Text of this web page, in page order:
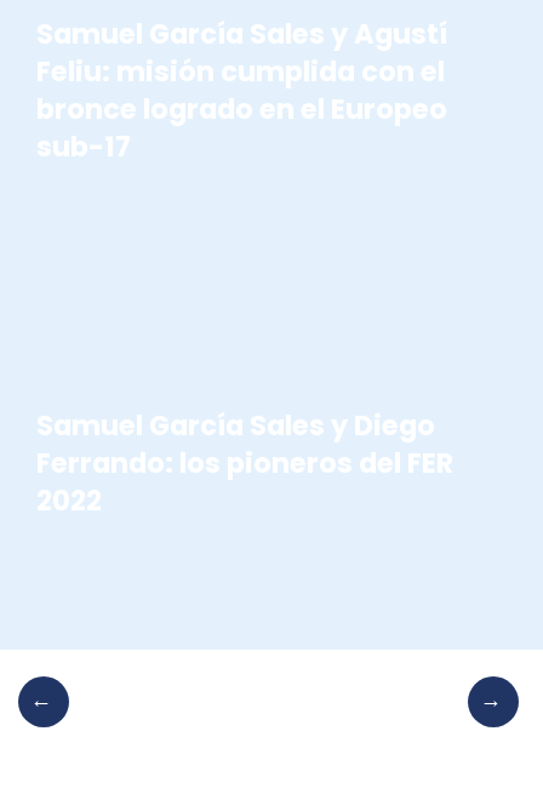
Samuel García Sales y Agustí
Feliu: misión cumplida con el
bronce logrado en el Europeo
sub-17
Samuel García Sales y Diego
Ferrando: los pioneros del FER
2022